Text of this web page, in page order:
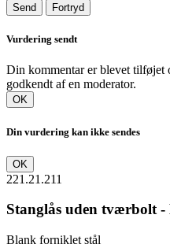
Send Fortryd
Vurdering sendt
Din kommentar er blevet
godkendt af en moderator.
OK
Din vurdering kan ikke sendes
OK
221.21.211
Stanglås uden tværbolt
Blank forniklet stål